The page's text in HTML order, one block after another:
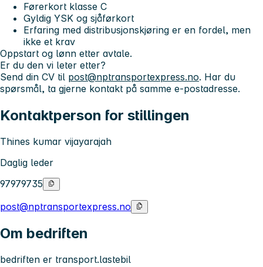
Førerkort klasse C
Gyldig YSK og sjåførkort
Erfaring med distribusjonskjøring er en fordel, men
ikke et krav
Oppstart og lønn etter avtale.
Er du den vi leter etter?
Send din CV til post@nptransportexpress.no. Har du
spørsmål, ta gjerne kontakt på samme e-postadresse.
Kontaktperson for stillingen
Thines kumar vijayarajah
Daglig leder
97979735
post@nptransportexpress.no
Om bedriften
bedriften er transport.lastebil